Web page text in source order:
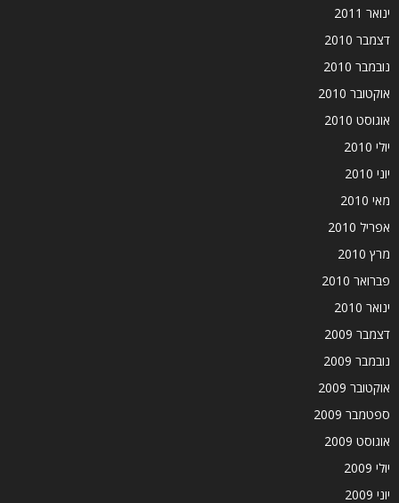
ינואר 2011
דצמבר 2010
נובמבר 2010
אוקטובר 2010
אוגוסט 2010
יולי 2010
יוני 2010
מאי 2010
אפריל 2010
מרץ 2010
פברואר 2010
ינואר 2010
דצמבר 2009
נובמבר 2009
אוקטובר 2009
ספטמבר 2009
אוגוסט 2009
יולי 2009
יוני 2009